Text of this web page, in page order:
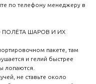
по телефону менеджеру в
ПОЛЁТА ШАРОВ И ИХ
пакете, там
и гелий быстрее
лопаются.
не ставьте около